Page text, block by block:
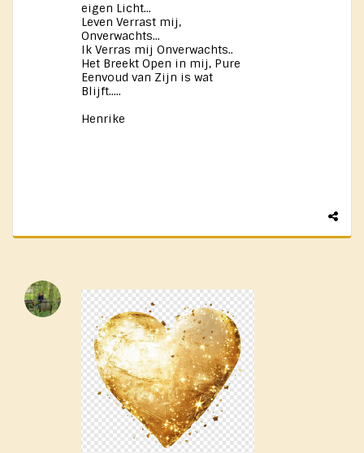
eigen Licht...
Leven Verrast mij,
Onverwachts...
Ik Verras ​mij Onverwachts..
Het Breekt Open in mij, Pure
Eenvoud van Zijn is wat
Blijft.....
Henrike